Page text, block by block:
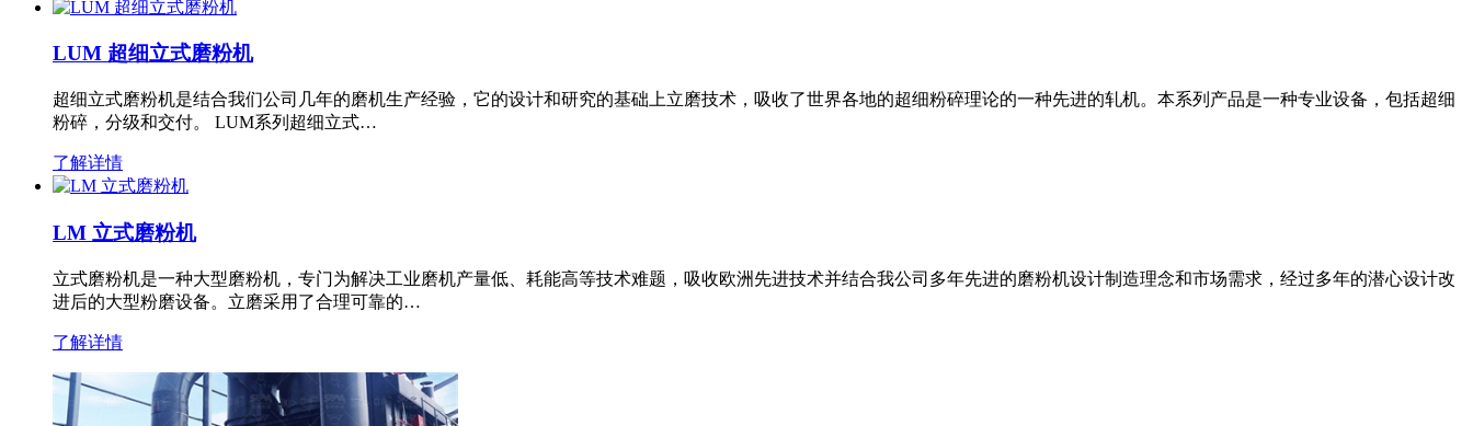
LUM 超细立式磨粉机
超细立式磨粉机是结合我们公司几年的磨机生产经验，它的设计和研究的基础上立磨技术，吸收了世界各地的超细粉碎理论的一种先进的轧机。本系列产品是一种专业设备，包括超细
粉碎，分级和交付。 LUM系列超细立式…
了解详情
LM 立式磨粉机
立式磨粉机是一种大型磨粉机，专门为解决工业磨机产量低、耗能高等技术难题，吸收欧洲先进技术并结合我公司多年先进的磨粉机设计制造理念和市场需求，经过多年的潜心设计改
进后的大型粉磨设备。立磨采用了合理可靠的…
了解详情